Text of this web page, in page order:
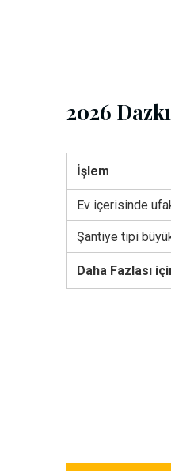
2026
İşlem
Ev içerisinde
Şantiye tipi
Daha Fazlası